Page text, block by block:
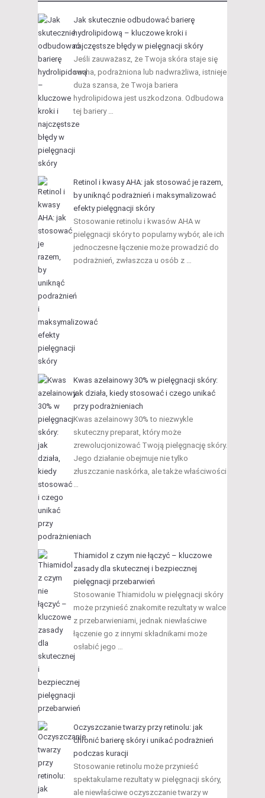
Jak skutecznie odbudować barierę
hydrolipidową – kluczowe kroki i
najczęstsze błędy w pielęgnacji skóry
Jeśli zauważasz, że Twoja skóra staje się
sucha, podrażniona lub nadwrażliwa, istnieje
duża szansa, że Twoja bariera
hydrolipidowa jest uszkodzona. Odbudowa
tej bariery …
Retinol i kwasy AHA: jak stosować je razem,
by uniknąć podrażnień i maksymalizować
efekty pielęgnacji skóry
Stosowanie retinolu i kwasów AHA w
pielęgnacji skóry to popularny wybór, ale ich
jednoczesne łączenie może prowadzić do
podrażnień, zwłaszcza u osób z …
Kwas azelainowy 30% w pielęgnacji skóry:
jak działa, kiedy stosować i czego unikać
przy podrażnieniach
Kwas azelainowy 30% to niezwykle
skuteczny preparat, który może
zrewolucjonizować Twoją pielęgnację skóry.
Jego działanie obejmuje nie tylko
złuszczanie naskórka, ale także właściwości
…
Thiamidol z czym nie łączyć – kluczowe
zasady dla skutecznej i bezpiecznej
pielęgnacji przebarwień
Stosowanie Thiamidolu w pielęgnacji skóry
może przynieść znakomite rezultaty w walce
z przebarwieniami, jednak niewłaściwe
łączenie go z innymi składnikami może
osłabić jego …
Oczyszczanie twarzy przy retinolu: jak
chronić barierę skóry i unikać podrażnień
podczas kuracji
Stosowanie retinolu może przynieść
spektakularne rezultaty w pielęgnacji skóry,
ale niewłaściwe oczyszczanie twarzy w